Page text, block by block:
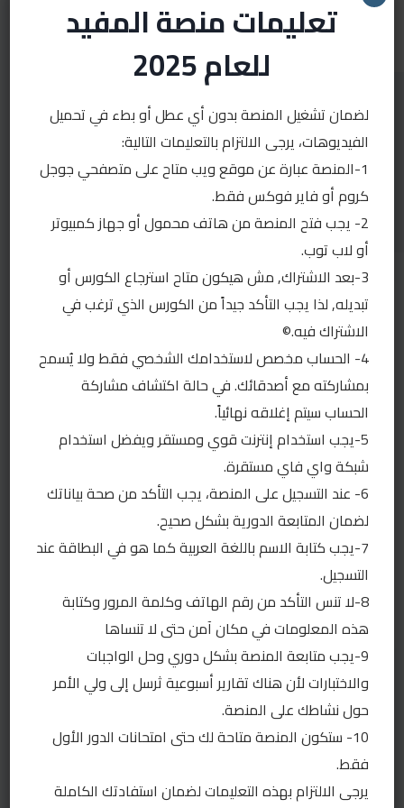
تسجيل الدخول
رقم الهاتف
كلمة المرور
البقاء متصلاً
نسيت كلمة المرور؟
Branding Media
تعليمات منصة المفيد
للعام 2025
لضمان تشغيل المنصة بدون أي عطل أو بطء في تحميل
الفيديوهات، يرجى الالتزام بالتعليمات التالية:
1-المنصة عبارة عن موقع ويب متاح على متصفحي جوجل
كروم أو فاير فوكس فقط.
2- يجب فتح المنصة من هاتف محمول أو جهاز كمبيوتر
أو لاب توب.
3-بعد الاشتراك, مش هيكون متاح استرجاع الكورس أو
تبديله, لذا يجب التأكد جيداً من الكورس الذي ترغب في
الاشتراك فيه.©
4- الحساب مخصص لاستخدامك الشخصي فقط ولا يُسمح
بمشاركته مع أصدقائك. في حالة اكتشاف مشاركة
الحساب سيتم إغلاقه نهائياً.
5-يجب استخدام إنترنت قوي ومستقر ويفضل استخدام
شبكة واي فاي مستقرة.
6- عند التسجيل على المنصة، يجب التأكد من صحة بياناتك
لضمان المتابعة الدورية بشكل صحيح.
7-يجب كتابة الاسم باللغة العربية كما هو في البطاقة عند
التسجيل.
8-لا تنس التأكد من رقم الهاتف وكلمة المرور وكتابة
هذه المعلومات في مكان آمن حتى لا تنساها
9-يجب متابعة المنصة بشكل دوري وحل الواجبات
والاختبارات لأن هناك تقارير أسبوعية ثرسل إلى ولي الأمر
حول نشاطك على المنصة.
10- ستكون المنصة متاحة لك حتى امتحانات الدور الأول
فقط.
يرجى الالتزام بهذه التعليمات لضمان استفادتك الكاملة
Open chaty